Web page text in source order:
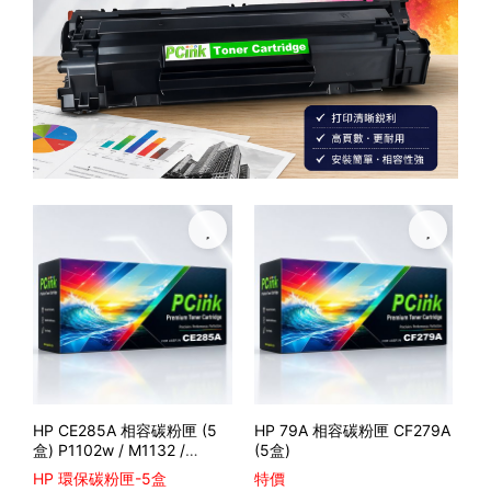
HP CE285A 相容碳粉匣 (5
盒) P1102w / M1132 /
M1212nf
HP 環保碳粉匣-5盒
HP 79A 相容碳粉匣 CF279A
(5盒)
特價